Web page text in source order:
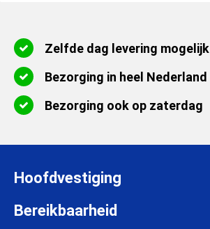
Zelfde dag levering mogelijk
Bezorging in heel Nederland
Bezorging ook op zaterdag
Hoofdvestiging
Zadelmakersstraat 26
Bereikbaarheid